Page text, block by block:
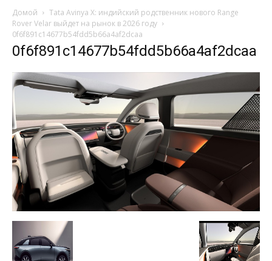
Домой
Tata Avinya X: индийский родственник нового Range
Rover Velar выйдет на рынок в 2026 году
0f6f891c14677b54fdd5b66a4af2dcaa
0f6f891c14677b54fdd5b66a4af2dcaa